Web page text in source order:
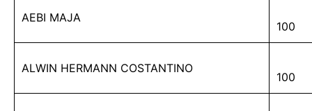
AEBI MAJA
100
ALWIN HERMANN COSTANTINO
100